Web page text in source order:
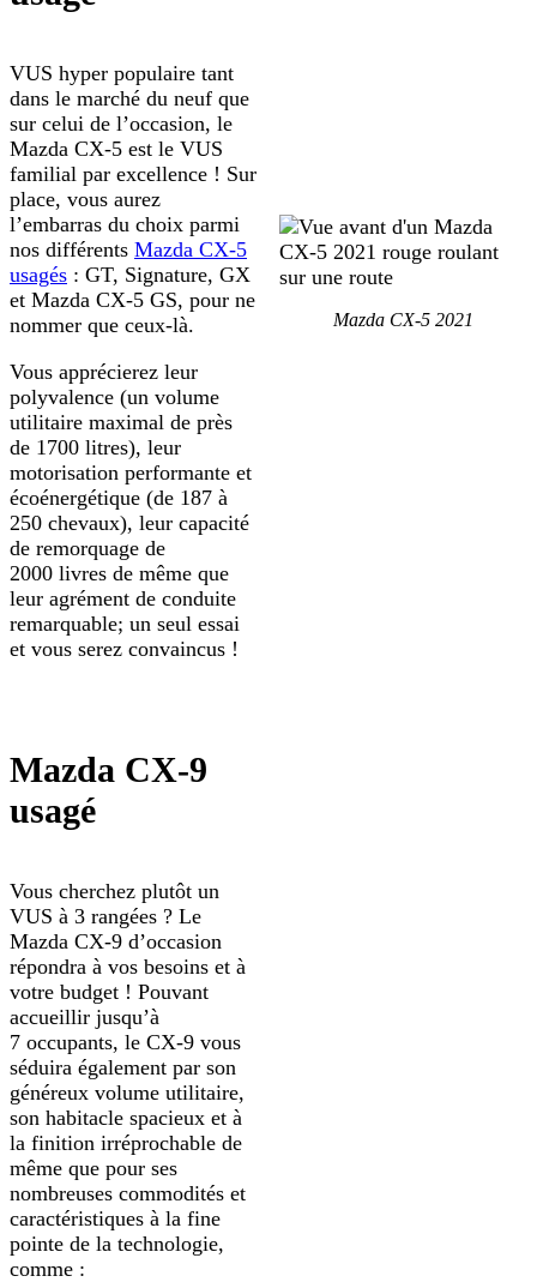
VUS hyper populaire tant
dans le marché du neuf que
sur celui de l’occasion, le
Mazda CX-5 est le VUS
familial par excellence ! Sur
place, vous aurez
l’embarras du choix parmi
nos différents Mazda CX-5
usagés : GT, Signature, GX
et Mazda CX-5 GS, pour ne
nommer que ceux-là.
Vous apprécierez leur
polyvalence (un volume
utilitaire maximal de près
de 1700 litres), leur
motorisation performante et
écoénergétique (de 187 à
250 chevaux), leur capacité
de remorquage de
2000 livres de même que
leur agrément de conduite
remarquable; un seul essai
et vous serez convaincus !
Mazda CX-5 2021
Mazda CX-9
usagé
Vous cherchez plutôt un
VUS à 3 rangées ? Le
Mazda CX-9 d’occasion
répondra à vos besoins et à
votre budget ! Pouvant
accueillir jusqu’à
7 occupants, le CX-9 vous
séduira également par son
généreux volume utilitaire,
son habitacle spacieux et à
la finition irréprochable de
même que pour ses
nombreuses commodités et
caractéristiques à la fine
pointe de la technologie,
comme :